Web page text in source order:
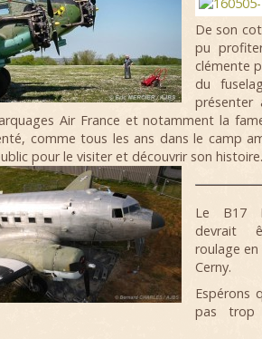
De son
pu
clémente
du
présenter
Air France et notamment la
comme tous les ans dans le camp
pour le visiter et découvrir son histoire.
Le B17
devrait
roulage
Cerny.
Espérons
pas trop